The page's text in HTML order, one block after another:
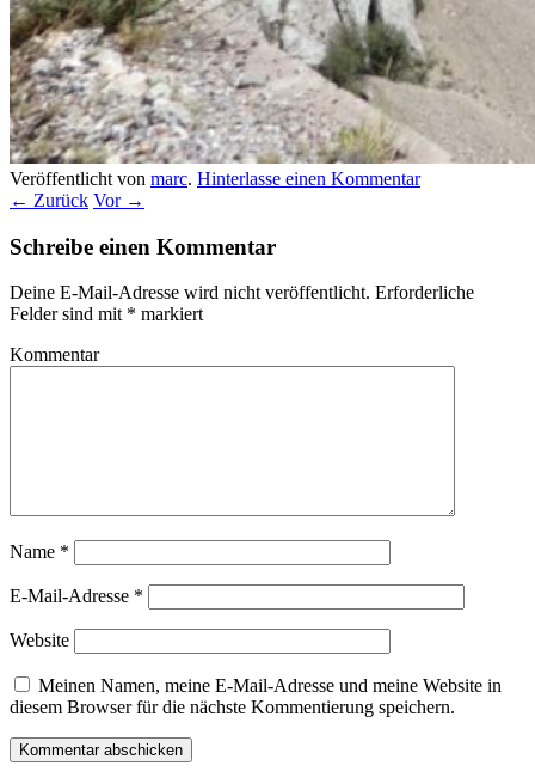
Veröffentlicht von marc. Hinterlasse einen Kommentar
← Zurück Vor →
Schreibe einen Kommentar
Deine E-Mail-Adresse wird nicht veröffentlicht. Erforderliche
Felder sind mit * markiert
Kommentar
Name *
E-Mail-Adresse *
Website
Meinen Namen, meine E-Mail-Adresse und meine Website in
diesem Browser für die nächste Kommentierung speichern.